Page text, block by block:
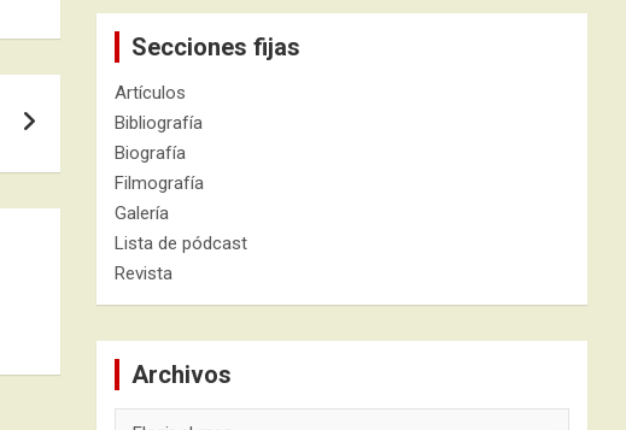
Secciones fijas
Artículos
Bibliografía
Biografía
Filmografía
Galería
Lista de pódcast
Revista
Archivos